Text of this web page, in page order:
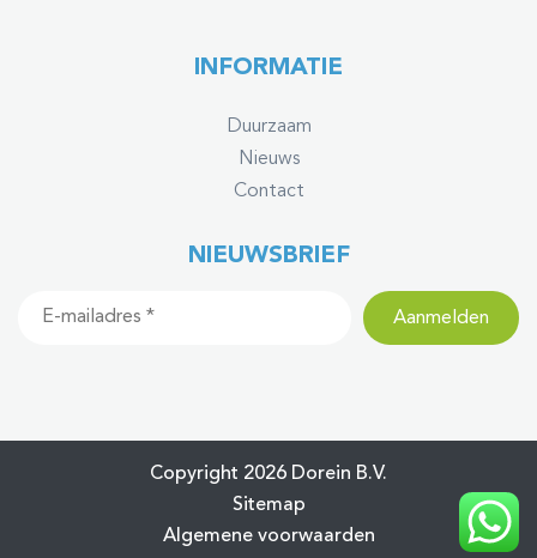
INFORMATIE
Duurzaam
Nieuws
Contact
NIEUWSBRIEF
Copyright 2026 Dorein B.V.
Sitemap
Algemene voorwaarden